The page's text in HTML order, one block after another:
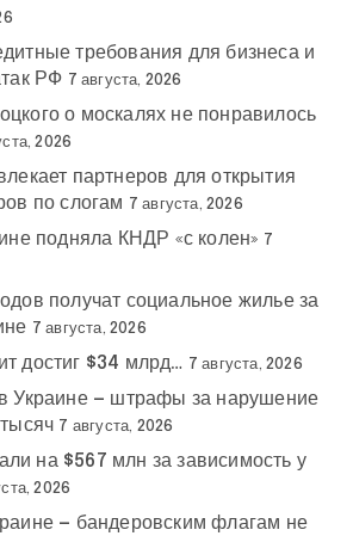
требования для бизнеса и
РФ 7 августа, 2026
о москалях не понравилось
2026
партнеров для открытия
по слогам 7 августа, 2026
подняла КНДР «с колен» 7
получат социальное жилье за
7 августа, 2026
достиг $34 млрд… 7 августа, 2026
Украине — штрафы за нарушение
7 августа, 2026
на $567 млн за зависимость у
2026
— бандеровским флагам не